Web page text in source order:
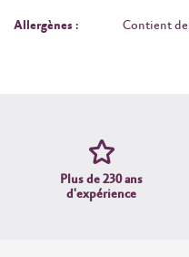
Allergènes : Contient
Plus de 230 ans
d'expérience